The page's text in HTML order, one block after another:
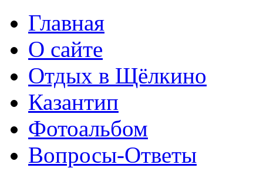
Главная
О сайте
Отдых в Щёлкино
Казантип
Фотоальбом
Вопросы-Ответы